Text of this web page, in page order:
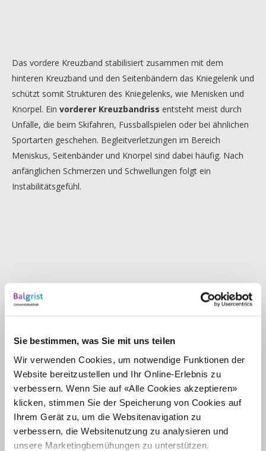
Sie bestimmen, was Sie mit uns teilen
Wir verwenden Cookies, um notwendige Funktionen der
Website bereitzustellen und Ihr Online-Erlebnis zu
verbessern. Wenn Sie auf «Alle Cookies akzeptieren»
klicken, stimmen Sie der Speicherung von Cookies auf
Ihrem Gerät zu, um die Websitenavigation zu
verbessern, die Websitenutzung zu analysieren und
unsere Marketingbemühungen zu unterstützen.
Das vordere Kreuzband stabilisiert zusammen mit dem
hinteren Kreuzband und den Seitenbändern das Kniegelenk und
schützt somit Strukturen des Kniegelenks, wie Menisken und
Knorpel. Ein vorderer Kreuzbandriss entsteht meist durch
Unfälle, die beim Skifahren, Fussballspielen oder bei ähnlichen
Sportarten geschehen. Begleitverletzungen im Bereich
Meniskus, Seitenbänder und Knorpel sind dabei häufig. Nach
anfänglichen Schmerzen und Schwellungen folgt ein
Instabilitätsgefühl.
Verschiedene Erkrankungen sowie Unfälle können zur
typischen Abnützung der Kniegelenksoberfläche führen.
Zunehmende Schmerzen und eine eingeschränkte
Beweglichkeit sind die Folge. Falls konservative Behandlungen
ausgeschöpft sind, ist ein künstliches Kniegelenk
Betracht zu ziehen. Wenn wie in der Animation gezeigt das